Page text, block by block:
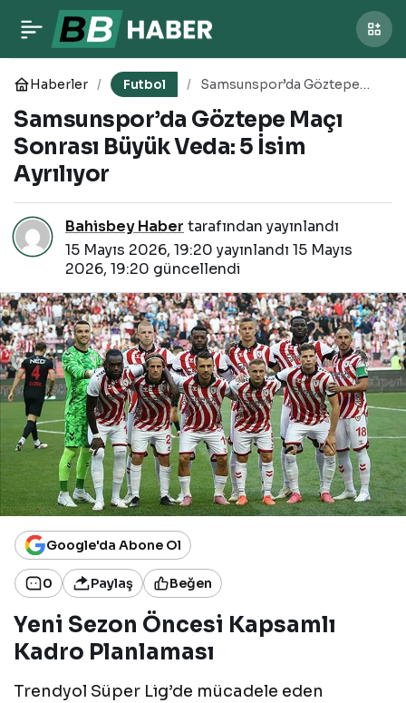
Haberler Futbol
Samsunspor’da Göztepe
İsim Ayrılıyor
Samsunspor’da Göztepe Maçı
Sonrası Büyük Veda: 5 İsim
Ayrılıyor
Bahisbey Haber tarafından yayınlandı
15 Mayıs 2026, 19:20 yayınlandı 15 Mayıs
2026, 19:20 güncellendi
Google'da Abone Ol
0 Paylaş Beğen
Yeni Sezon Öncesi Kapsamlı
Kadro Planlaması
Trendyol Süper Lig’de mücadele eden
Çorum’da Play-Off
Öncesi Çirkin Saldırı:
Bodrum FK Otobüsüne
Taş ve Yumurta Yağdı
Paylaş